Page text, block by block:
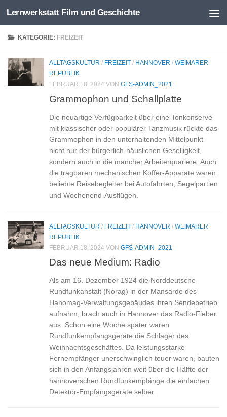
Zum Inhalt springen
Lernwerkstatt Film und Geschichte
KATEGORIE: FREIZEIT
ALLTAGSKULTUR / FREIZEIT / HANNOVER / WEIMARER
REPUBLIK
FEBRUAR 18, 2024 VON GFS-ADMIN_2021
Grammophon und Schallplatte
Die neuartige Verfügbarkeit über eine Tonkonserve
mit klassischer oder populärer Tanzmusik rückte das
Grammophon in den unterhaltenden Mittelpunkt
nicht nur der bürgerlich-häuslichen Geselligkeit,
sondern auch in die mancher Arbeiterquariere. Auch
die tragbaren mechanischen Koffer-Apparate waren
beliebte Reisebegleiter bei Autofahrten, Segelpartien
und Wochenend-Ausflügen.
ALLTAGSKULTUR / FREIZEIT / HANNOVER / WEIMARER
REPUBLIK
FEBRUAR 18, 2024 VON GFS-ADMIN_2021
Das neue Medium: Radio
Als am 16. Dezember 1924 die Norddeutsche
Rundfunkanstalt (Norag) in der Mansarde des
Hanomag-Verwaltungsgebäudes ihren Sendebetrieb
aufnahm, brach auch in Hannover das Radio-Fieber
aus. Schon eine Woche später waren
Rundfunkempfangsgeräte die Schlager des
Weihnachtsgeschäftes. Da leistungsstarke
Fernempfänger unerschwinglich teuer waren, bauten
sich in den Anfangsjahren weit über die Hälfte der
hannoverschen Rundfunkempfänge die einfachen
Detektor-Empfangsgeräte selber.